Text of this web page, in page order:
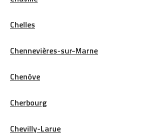
Chelles
Chennevières-sur-Marne
Chenôve
Cherbourg
Chevilly-Larue